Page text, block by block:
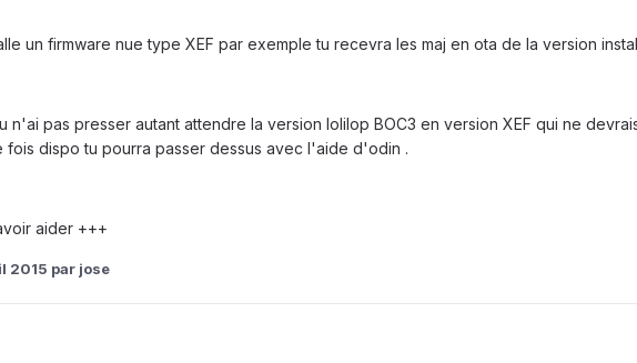
un firmware nue type XEF par exemple tu recevra les maj en ota de la version
n'ai pas presser autant attendre la version lolilop BOC3 en version XEF qui ne
fois dispo tu pourra passer dessus avec l'aide d'odin .
aider +++
2015 par jose